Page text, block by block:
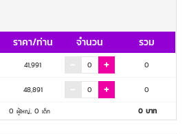
ราคา/ท่าน จำนวน รวม
41,991 0
48,891 0
0 ผู้ใหญ่, 0 เด็ก 0 บาท